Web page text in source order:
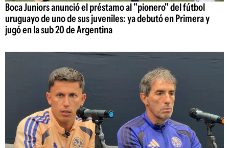
Boca Juniors anunció el préstamo al "pionero" del fútbol
uruguayo de uno de sus juveniles: ya debutó en Primera y
jugó en la sub 20 de Argentina